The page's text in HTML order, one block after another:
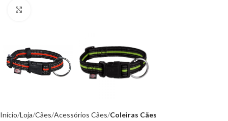
Início Loja Cães Acessórios Cães Coleiras Cães